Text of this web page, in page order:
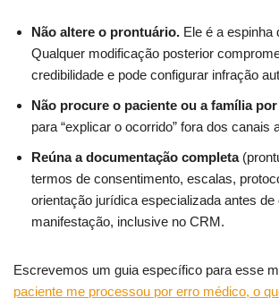
Não altere o prontuário. Ele é a espinha
Qualquer modificação posterior
credibilidade e pode configurar infração
Não procure o paciente ou a família
para “explicar o ocorrido” fora dos canais
Reúna a documentação completa
termos de consentimento, escalas,
orientação jurídica especializada antes de
manifestação, inclusive no CRM.
Escrevemos um guia específico para esse
paciente me processou por erro médico, o